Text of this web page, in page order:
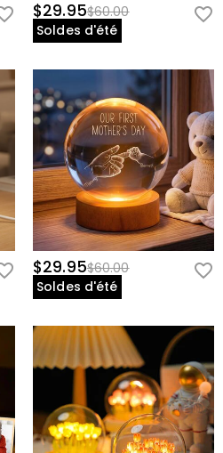
$29.95$60.00
Soldes d'été
$29.95$60.00
Soldes d'été